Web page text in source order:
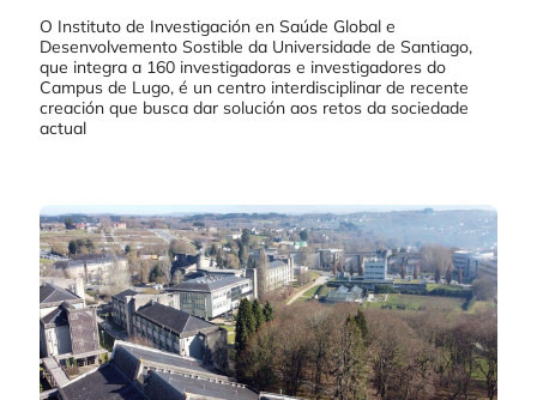
O Instituto de Investigación en Saúde Global e
Desenvolvemento Sostible da Universidade de Santiago,
que integra a 160 investigadoras e investigadores do
Campus de Lugo, é un centro interdisciplinar de recente
creación que busca dar solución aos retos da sociedade
actual